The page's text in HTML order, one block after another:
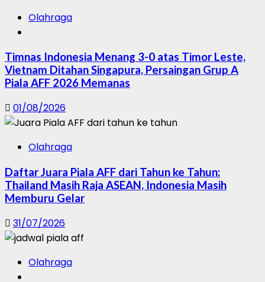
Olahraga
Timnas Indonesia Menang 3-0 atas Timor Leste,
Vietnam Ditahan Singapura, Persaingan Grup A
Piala AFF 2026 Memanas
01/08/2026
Olahraga
Daftar Juara Piala AFF dari Tahun ke Tahun:
Thailand Masih Raja ASEAN, Indonesia Masih
Memburu Gelar
31/07/2026
Olahraga